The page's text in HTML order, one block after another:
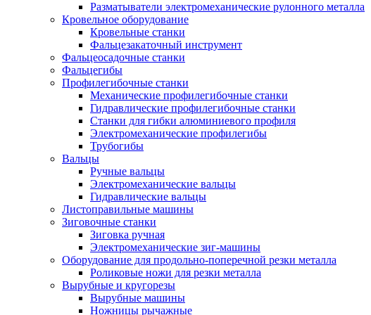
Разматыватели электромеханические рулонного металла
Кровельное оборудование
Кровельные станки
Фальцезакаточный инструмент
Фальцеосадочные станки
Фальцегибы
Профилегибочные станки
Механические профилегибочные станки
Гидравлические профилегибочные станки
Станки для гибки алюминиевого профиля
Электромеханические профилегибы
Трубогибы
Вальцы
Ручные вальцы
Электромеханические вальцы
Гидравлические вальцы
Листоправильные машины
Зиговочные станки
Зиговка ручная
Электромеханические зиг-машины
Оборудование для продольно-поперечной резки металла
Роликовые ножи для резки металла
Вырубные и кругорезы
Вырубные машины
Ножницы рычажные